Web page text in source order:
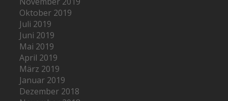
Oktober 2019
Juli 2019
Juni 2019
Mai 2019
April 2019
März 2019
Januar 2019
Dezember 2018